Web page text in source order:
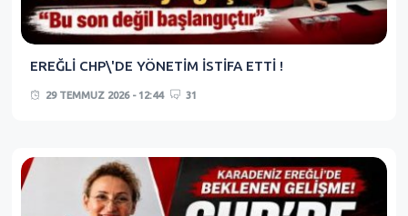
EREĞLİ CHP\'DE YÖNETİM İSTİFA ETTİ !
29 TEMMUZ 2026 - 12:44 31